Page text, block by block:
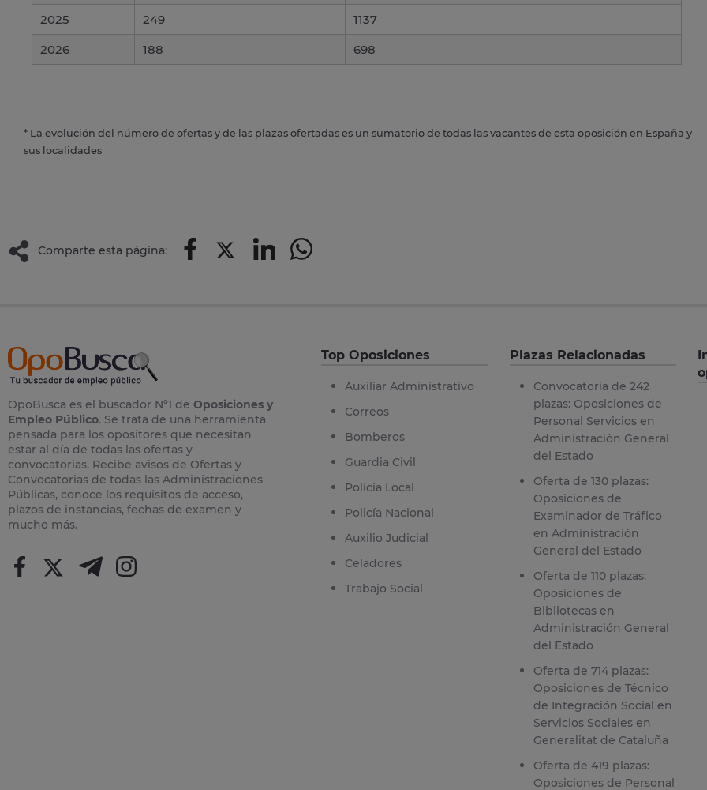
2025
249
1137
2026
188 698
* La evolución del número de ofertas y de las plazas ofertadas es un sumatorio de todas las vacantes de esta oposición en España y
sus localidades
Comparte esta página:
OpoBusca es el buscador Nº1 de Oposiciones y
Empleo Público. Se trata de una herramienta
pensada para los opositores que necesitan
estar al día de todas las ofertas y
convocatorias. Recibe avisos de Ofertas y
Convocatorias de todas las Administraciones
Públicas, conoce los requisitos de acceso,
plazos de instancias, fechas de examen y
mucho más.
Top Oposiciones
Auxiliar Administrativo
Correos
Bomberos
Guardia Civil
Policía Local
Policía Nacional
Auxilio Judicial
Celadores
Trabajo Social
Plazas Relacionadas
Convocatoria de 242
plazas: Oposiciones de
Personal Servicios en
Administración General
del Estado
Oferta de 130 plazas:
Oposiciones de
Examinador de Tráfico
en Administración
General del Estado
Oferta de 110 plazas:
Oposiciones de
Bibliotecas en
Administración General
del Estado
Oferta de 714 plazas:
Oposiciones de Técnico
de Integración Social en
Servicios Sociales en
Generalitat de Cataluña
Oferta de 419 plazas:
Oposiciones de Personal